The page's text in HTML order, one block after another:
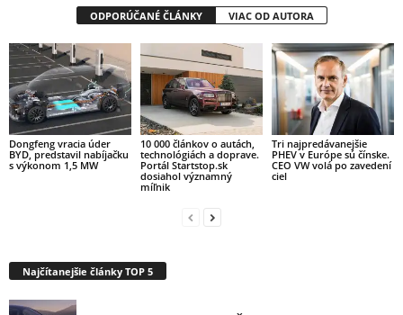
ODPORÚČANÉ ČLÁNKY VIAC OD AUTORA
Dongfeng vracia úder
BYD, predstavil nabíjačku
s výkonom 1,5 MW
10 000 článkov o autách,
technológiách a doprave.
Portál Startstop.sk
dosiahol významný
míľnik
Tri najpredávanejšie
PHEV v Európe sú čínske.
CEO VW volá po zavedení
ciel
Najčítanejšie články TOP 5